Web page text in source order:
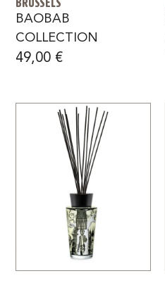
BAOBAB
COLLECTION
49,00€